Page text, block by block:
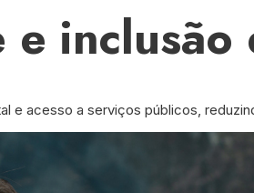
inclusão
acesso a serviços públicos,